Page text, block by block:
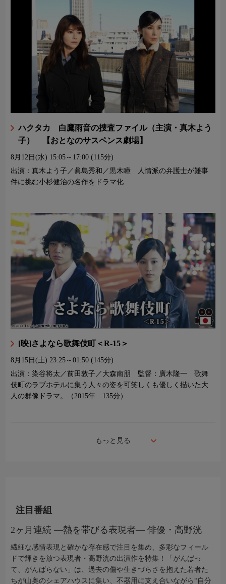
ハクタカ 白鷹雨音の捜査ファイル（主演・真木よう
子） 【おとなのサスペンス劇場】
8月12日(水) 15:05～17:00 (115分)
出演：真木よう子／眞島秀和／黒木瞳 人情派の弁護士が難事
件に挑む小杉健治の名作をドラマ化
[映]さよなら歌舞伎町＜R-15＞
8月15日(土) 23:25～01:50 (145分)
出演：染谷将太／前田敦子／大森南朋 監督：廣木隆一 歌舞
伎町のラブホテルに集う人々の姿を可笑しくも優しく描いた大
人の群像ドラマ。（2015年 135分）
もっと見る
注目番組
2ヶ月連続 ―熱を帯びる表現者― 俳優・高野洸
繊細な感情表現と確かな存在感で注目を集め、多彩なフィール
ドで輝きを放つ表現者・高野洸の出演作を特集！「がんばっ
て、がんばらない」は、過去の傷や生きづらさを抱えた若者た
ちが山奥のシェアハウスに集い、不器用に支え合いながら“自分